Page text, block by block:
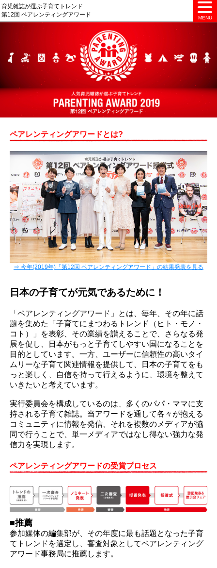
育児雑誌が選ぶ子育てトレンド
第12回 ペアレンティングアワード
MENU
ペアレンティングアワードとは?
⇒ 今年(2019年)「第12回 ペアレンティングアワード」の結果発表を見る
日本の子育てが元気であるために！
「ペアレンティングアワード」とは、毎年、その年に話
題を集めた「子育てにまつわるトレンド（ヒト・モノ・
コト）」を表彰、その業績を讃えることで、さらなる発
展を促し、日本がもっと子育てしやすい国になることを
目的としています。一方、ユーザーに信頼性の高いタイ
ムリーな子育て関連情報を提供して、日本の子育てをも
っと楽しく、自信を持って行えるように、環境を整えて
いきたいと考えています。
実行委員会を構成しているのは、多くのパパ・ママに支
持される子育て雑誌。当アワードを通して各々が抱える
コミュニティに情報を発信、それを複数のメディアが協
同で行うことで、単一メディアではなし得ない強力な発
信力を実現します。
ペアレンティングアワードの受賞プロセス
■推薦
参加媒体の編集部が、その年度に最も話題となった子育
てトレンドを選定し、審査対象としてペアレンティング
アワード事務局に推薦します。